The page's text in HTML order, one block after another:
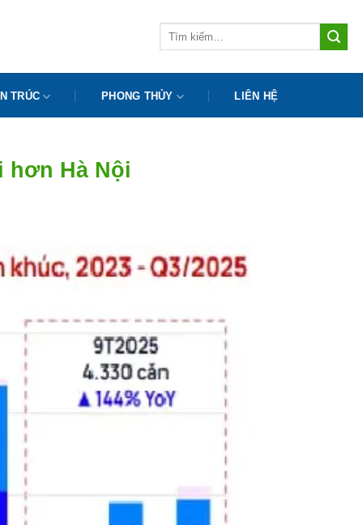
TRÚC PHONG THỦY LIÊN HỆ
hơn Hà Nội